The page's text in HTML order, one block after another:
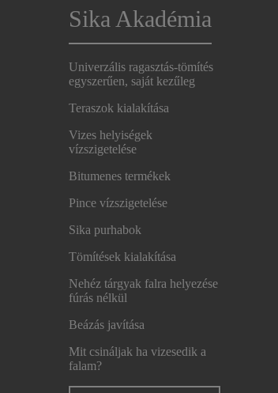
Sika Akadémia
Univerzális ragasztás-tömítés
egyszerűen, saját kezűleg
Teraszok kialakítása
Vizes helyiségek
vízszigetelése
Bitumenes termékek
Pince vízszigetelése
Sika purhabok
Tömítések kialakítása
Nehéz tárgyak falra helyezése
fúrás nélkül
Beázás javítása
Mit csináljak ha vizesedik a
falam?